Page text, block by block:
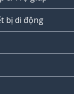
bị di động